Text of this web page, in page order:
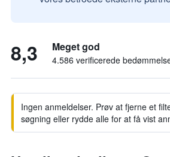
8,3 Meget god
4.586 verificerede
Ingen anmeldelser. Prøv at fjerne et
søgning eller rydde alle for at få vist